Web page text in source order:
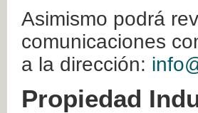
Asimismo podrá
comunicaciones
a la dirección:
Propiedad